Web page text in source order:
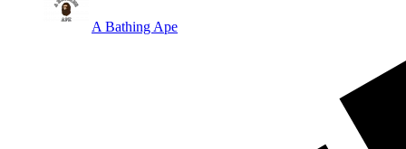
A Bathing Ape